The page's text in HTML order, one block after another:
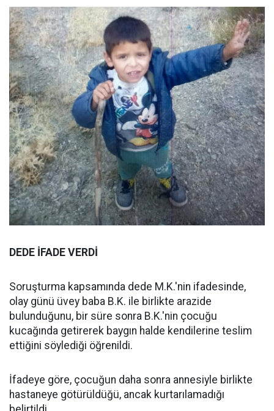
DEDE İFADE VERDİ
Soruşturma kapsamında dede M.K.'nin ifadesinde,
olay günü üvey baba B.K. ile birlikte arazide
bulunduğunu, bir süre sonra B.K.'nin çocuğu
kucağında getirerek baygın halde kendilerine teslim
ettiğini söylediği öğrenildi.
İfadeye göre, çocuğun daha sonra annesiyle birlikte
hastaneye götürüldüğü, ancak kurtarılamadığı